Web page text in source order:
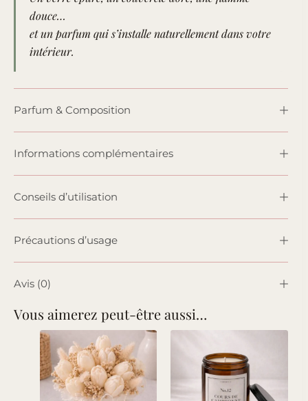
douce…
et un parfum qui s’installe naturellement dans votre
intérieur.
Parfum & Composition
Informations complémentaires
Conseils d’utilisation
Précautions d’usage
Avis (0)
Vous aimerez peut-être aussi…